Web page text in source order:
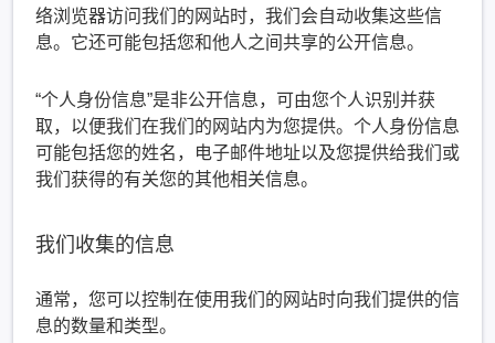
络浏览器访问我们的网站时，我们会自动收集这些信
息。它还可能包括您和他人之间共享的公开信息。
“个人身份信息”是非公开信息，可由您个人识别并获
取，以便我们在我们的网站内为您提供。个人身份信息
可能包括您的姓名，电子邮件地址以及您提供给我们或
我们获得的有关您的其他相关信息。
我们收集的信息
通常，您可以控制在使用我们的网站时向我们提供的信
息的数量和类型。